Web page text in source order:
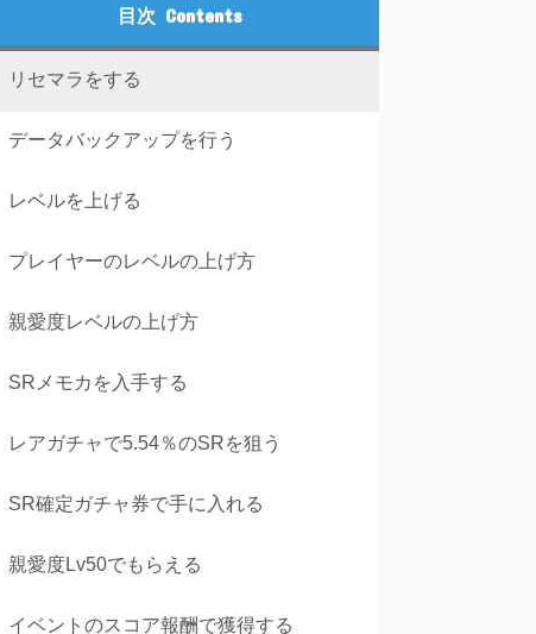
目次
リセマラをする
データバックアップを行う
レベルを上げる
プレイヤーのレベルの上げ方
親愛度レベルの上げ方
SRメモカを入手する
レアガチャで5.54％のSRを狙う
SR確定ガチャ券で手に入れる
親愛度Lv50でもらえる
イベントのスコア報酬で獲得する